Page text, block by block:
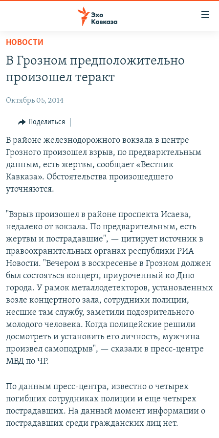
Вернуться
основному
содержанию
Вернутся
навигации
Вернутся
поиску
ТБИЛИСИ
СУХУМИ
ЦХИНВАЛИ
ВЕСЬ КАВКАЗ
СЕВЕРНЫЙ КАВКАЗ
АЗЕРБАЙДЖАН
ТЕМЫ
ПОЛИТИКА
ЭКОНОМИКА
ОБЩЕСТВО
СПОРТ
МИР
РУБРИКИ
НЕКРУГЛЫЙ СТОЛ
ГОСТЬ НЕДЕЛИ
БЛОГИ
ГОЛОСА
ЧИТАЕМ ПРЕССУ
МУЛЬТИМЕДИА
ВИДЕО
АУДИО
АРХИВ РАДИОПРОГРАММЫ
ПРИСОЕДИНЯЙТЕСЬ!
Все сайты РСЕ/РС
НОВОСТИ
В Грозном предположительно
произошел теракт
Октябрь 05, 2014
Поделиться
В районе железнодорожного вокзала в центре
Грозного произошел взрыв, по предварительным
данным, есть жертвы, сообщает «Вестник
Кавказа». Обстоятельства произошедшего
уточняются.
"Взрыв произошел в районе проспекта Исаева,
недалеко от вокзала. По предварительным, есть
жертвы и пострадавшие", — цитирует источник в
правоохранительных органах республики РИА
Новости. "Вечером в воскресенье в Грозном должен
был состояться концерт, приуроченный ко Дню
города. У рамок металлодетекторов, установленных
возле концертного зала, сотрудники полиции,
несшие там службу, заметили подозрительного
молодого человека. Когда полицейские решили
досмотреть и установить его личность, мужчина
произвел самоподрыв", — сказали в пресс-центре
МВД по ЧР.
По данным пресс-центра, известно о четырех
погибших сотрудниках полиции и еще четырех
пострадавших. На данный момент информации о
пострадавших среди гражданских лиц нет.